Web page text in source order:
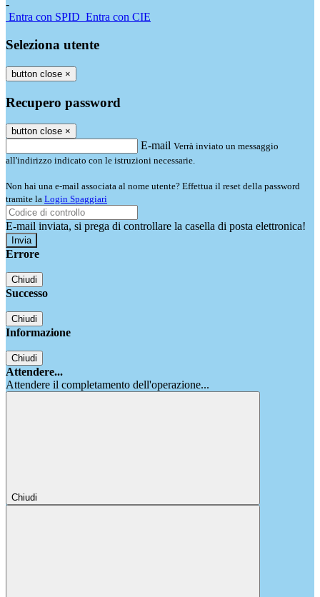
-
Entra con SPID Entra con CIE
Seleziona utente
button close ×
Recupero password
button close ×
E-mail Verrà inviato un messaggio
all'indirizzo indicato con le istruzioni necessarie.
Non hai una e-mail associata al nome utente? Effettua il reset della password
tramite la Login Spaggiari
E-mail inviata, si prega di controllare la casella di posta elettronica!
Errore
Chiudi
Successo
Chiudi
Informazione
Chiudi
Attendere...
Attendere il completamento dell'operazione...
Chiudi